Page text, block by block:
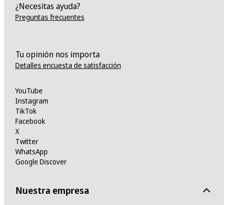
¿Necesitas ayuda?
Preguntas frecuentes
Tu opinión nos importa
Detalles encuesta de satisfacción
YouTube
Instagram
TikTok
Facebook
X
Twitter
WhatsApp
Google Discover
Nuestra empresa